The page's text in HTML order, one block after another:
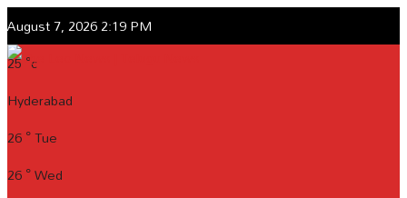
August 7, 2026 2:19 PM
25°c
Hyderabad
26°Tue
26°Wed